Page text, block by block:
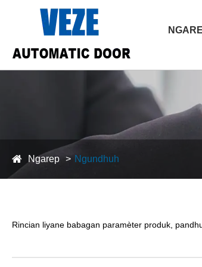
Ngarep Ngundhuh
Rincian liyane babagan paramèter produk,